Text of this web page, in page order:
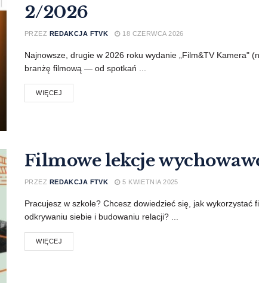
2/2026
PRZEZ REDAKCJA FTVK 18 CZERWCA 2026
Najnowsze, drugie w 2026 roku wydanie „Film&TV Kamera"
branżę filmową — od spotkań ...
WIĘCEJ
Filmowe lekcje
PRZEZ REDAKCJA FTVK 5 KWIETNIA 2025
Pracujesz w szkole? Chcesz dowiedzieć się, jak wykorzystać
odkrywaniu siebie i budowaniu relacji? ...
WIĘCEJ